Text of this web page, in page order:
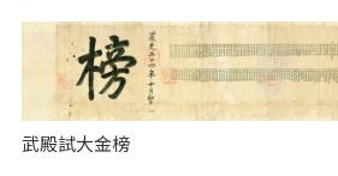
武殿試大金榜